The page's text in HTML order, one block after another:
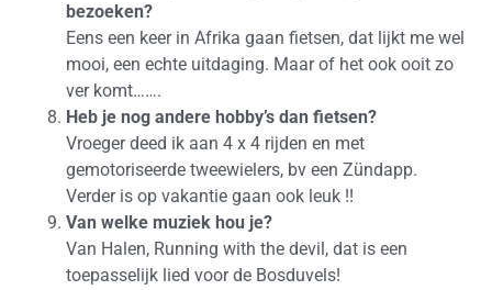
bezoeken?
Eens een keer in Afrika gaan fietsen, dat lijkt me wel
mooi, een echte uitdaging. Maar of het ook ooit zo
ver komt…….
Heb je nog andere hobby’s dan fietsen?
Vroeger deed ik aan 4 x 4 rijden en met
gemotoriseerde tweewielers, bv een Zündapp.
Verder is op vakantie gaan ook leuk !!
Van welke muziek hou je?
Van Halen, Running with the devil, dat is een
toepasselijk lied voor de Bosduvels!